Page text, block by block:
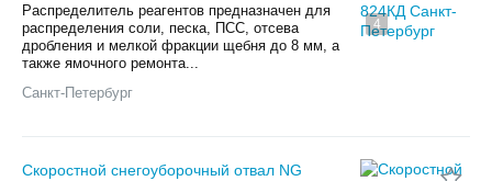
4
Распределитель реагентов предназначен для
распределения соли, песка, ПСС, отсева
дробления и мелкой фракции щебня до 8 мм, а
также ямочного ремонта...
Санкт-Петербург
Скоростной снегоуборочный отвал NG